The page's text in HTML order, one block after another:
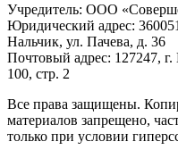
Учредитель: ООО
Юридический адрес:
Нальчик, ул. Пачева, д. 36
Почтовый адрес: 127247,
100, стр. 2
Все права защищены.
материалов запрещено,
только при условии